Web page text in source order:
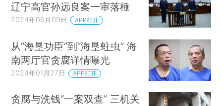
辽宁高官孙远良案一审落棰
2024年05月09日 APP打开
从“海垦功臣”到“海垦蛀虫” 海
南两厅官贪腐详情曝光
2024年01月27日 APP打开
贪腐与洗钱“一案双查” 三机关